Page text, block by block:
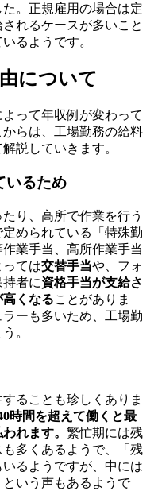
。正規雇用の場合は定
れるケースが多いこと
るようです。
について
って年収例が変わって
らは、工場勤務の給料
説していきます。
いるため
り、高所で作業を行う
められている「特殊勤
業手当、高所作業手当
ては交替手当や、フォ
者に資格手当が支給さ
くなることがありま
ーも多いため、工場勤
。
ることも珍しくありま
時間を超えて働くと最
れます。 繁忙期には残
多くあるようで、「残
るようですが、中には
という声もあるようで